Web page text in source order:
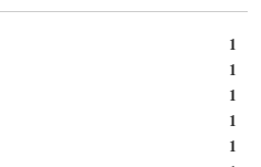
1
1
1
1
1